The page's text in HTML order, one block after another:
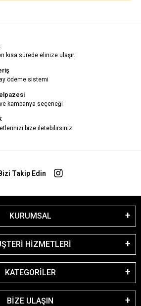
kısa sürede elinize ulaşır.
ödeme sistemi
kampanya seçeneği
bize iletebilirsiniz.
Takip Edin
KURUMSAL
HİZMETLERİ
KATEGORİLER
BİZE ULAŞIN